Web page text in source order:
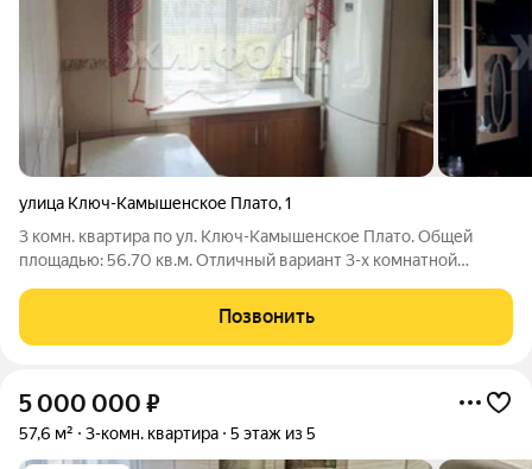
улица Ключ-Камышенское Плато,1
3 комн. квартира по ул. Ключ-Камышенское Плато. Общей
площадью: 56.70 кв.м. Отличный вариант 3-х комнатной
квартире сделан ремонт, пластиковые окна, на полу линолеум,
в санузле кафель, можно
Позвонить
5 000 000 ₽
57,6 м² 3-комн. квартира 5 этаж из 5